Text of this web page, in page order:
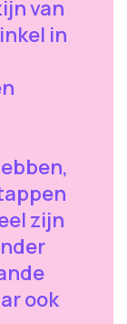
van
in
zijn
ook